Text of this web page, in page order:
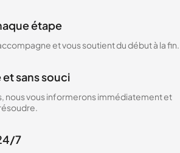
étape
et vous soutient du début à la fin.
sans souci
nous vous informerons immédiatement et
7